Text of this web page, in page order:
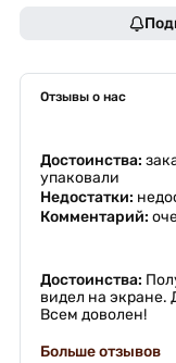
Отзывы о нас
Достоинства:
упаковали
Недостатки:
Комментарий:
Достоинства:
видел на экране.
Всем доволен!
Больше отзывов